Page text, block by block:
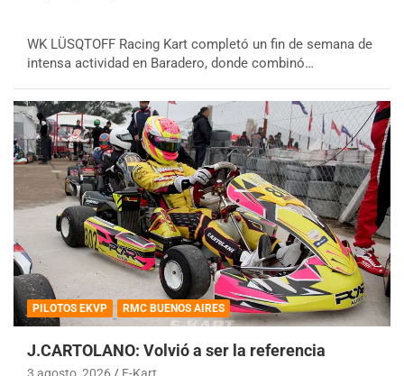
WK LÜSQTOFF Racing Kart completó un fin de semana de
intensa actividad en Baradero, donde combinó…
PILOTOS EKVP RMC BUENOS AIRES
J.CARTOLANO: Volvió a ser la referencia